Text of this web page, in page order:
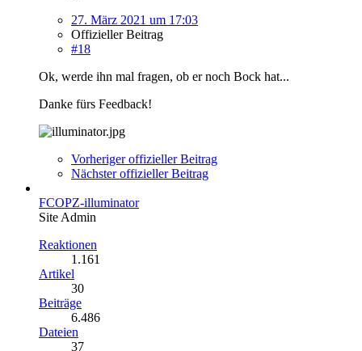
27. März 2021 um 17:03
Offizieller Beitrag
#18
Ok, werde ihn mal fragen, ob er noch Bock hat...
Danke fürs Feedback!
Vorheriger offizieller Beitrag
Nächster offizieller Beitrag
FCOPZ-illuminator
Site Admin
Reaktionen
1.161
Artikel
30
Beiträge
6.486
Dateien
37